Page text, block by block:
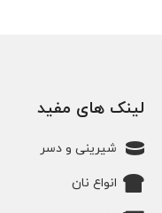
لینک های مفید
شیرینی و دسر
انواع نان